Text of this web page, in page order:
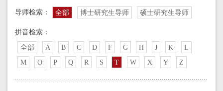
导师检索： 全部 博士研究生导师 硕士研究生导师
拼音检索：
全部 A B C D F G H J K
L
M
O P Q R S T W X Y Z